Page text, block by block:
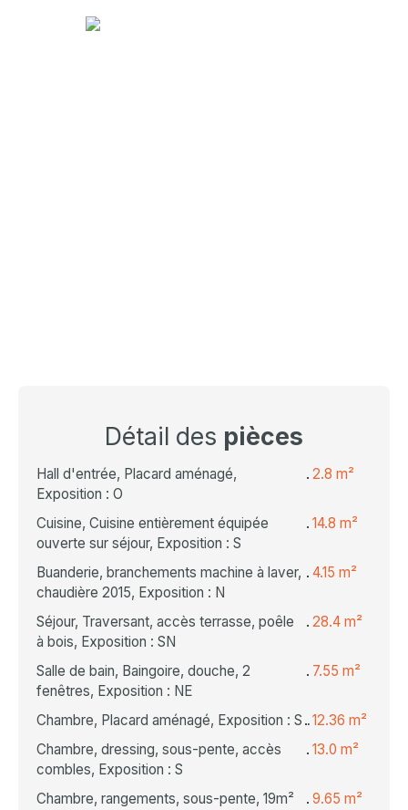
Détail des pièces
Hall d'entrée, Placard aménagé,
Exposition : O
2.8 m²
Cuisine, Cuisine entièrement équipée
ouverte sur séjour, Exposition : S
14.8 m²
Buanderie, branchements machine à laver,
chaudière 2015, Exposition : N
4.15 m²
Séjour, Traversant, accès terrasse, poêle
à bois, Exposition : SN
28.4 m²
Salle de bain, Baingoire, douche, 2
fenêtres, Exposition : NE
7.55 m²
Chambre, Placard aménagé, Exposition : S
12.36 m²
Chambre, dressing, sous-pente, accès
combles, Exposition : S
13.0 m²
Chambre, rangements, sous-pente, 19m² 9.65 m²